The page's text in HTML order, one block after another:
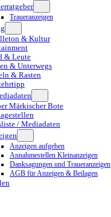
Traueranzeigen
& Kultur
& Leute
& Unterwegs
& Rasten
Märkischer Bote
/ Mediadaten
Anzeigen aufgeben
Annahmestellen Kleinanzeigen
Danksagungen und Traueranzeigen
AGB für Anzeigen & Beilagen